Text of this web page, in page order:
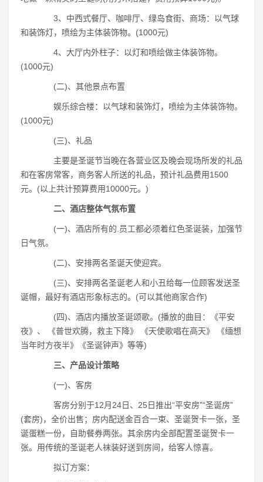
3、中西式餐厅、咖啡厅、绿岛食街、商场：以气球
和装饰灯，喷绘为主体装饰物。(1000元)
4、大厅内外柱子：以灯和喷绘做主体装饰物。
(1000元)
(二)、其他景点布置
娱乐综合楼：以气球和装饰灯，喷绘为主体装饰物。
(1000元)
(三)、礼品
主要是圣诞节当晚在各营业区及晚会现场所发的礼品
和在客房常客，商务客人所送的礼品，预计礼品费用1500
元。(以上共计预算费用10000元。)
二、酒店整体气氛布置
(一)、酒店所有的.员工都必须着红色圣诞装，加强节
日气氛。
(二)、安排两名圣诞天使迎宾。
(三)、安排两名圣诞老人和小丑给每一位顾客发送圣
诞帽，最好有酒店形象标志的。(可以其他商家合作)
(四)、酒店内播放圣诞颂歌。(播放的曲目：《平安
夜》、 《普世欢腾，救主下降》 《天使歌唱在高天》 《缅想
当年时方夜半》《圣诞钟声》等等)
三、产品设计策略
(一)、客房
客房分别于12月24日、25日推出“平安房”“圣诞房”
(套房)，全价出售；房内配送金百合一束、圣诞贺卡一张，圣
诞蛋糕一份，自助餐券两张。其余房内全部配置圣诞贺卡一
张。用传统的圣诞老人袜装好送到房间，给客人惊喜。
拟订方案：